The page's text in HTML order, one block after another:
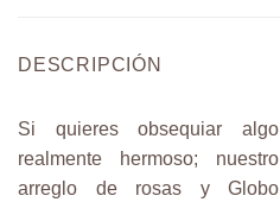
DESCRIPCIÓN
Si quieres obsequiar algo
realmente hermoso; nuestro
arreglo de rosas y Globo